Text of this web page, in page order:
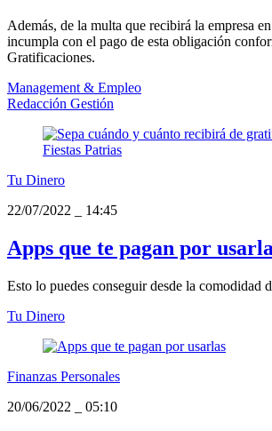
Además, de la multa que recibirá la empresa
incumpla con el pago de esta obligación
Gratificaciones.
Management & Empleo
Redacción Gestión
Tu Dinero
22/07/2022
14:45
Apps que te pagan por
Esto lo puedes conseguir desde la comodidad
Tu Dinero
Finanzas Personales
20/06/2022
05:10